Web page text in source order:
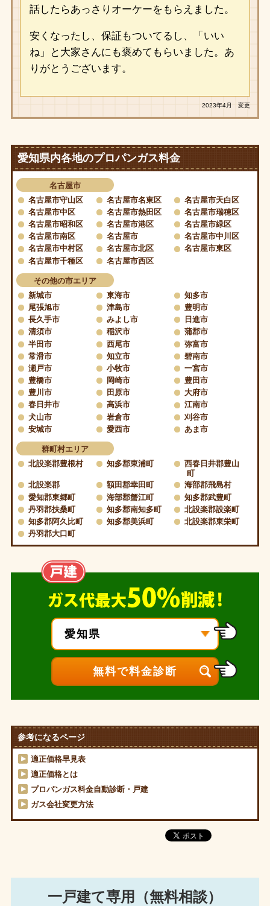
話したらあっさりオーケーをもらえました。
安くなったし、保証もついてるし、「いい
ね」と大家さんにも褒めてもらいました。あ
りがとうございます。
2023年4月 変更
愛知県内各地のプロパンガス料金
名古屋市
名古屋市守山区
名古屋市名東区
名古屋市天白区
名古屋市中区
名古屋市熱田区
名古屋市瑞穂区
名古屋市昭和区
名古屋市港区
名古屋市緑区
名古屋市南区
名古屋市
名古屋市中川区
名古屋市中村区
名古屋市北区
名古屋市東区
名古屋市千種区
名古屋市西区
その他の市エリア
新城市
東海市
知多市
尾張旭市
津島市
豊明市
長久手市
みよし市
日進市
清須市
稲沢市
蒲郡市
半田市
西尾市
弥富市
常滑市
知立市
碧南市
瀬戸市
小牧市
一宮市
豊橋市
岡崎市
豊田市
豊川市
田原市
大府市
春日井市
高浜市
江南市
犬山市
岩倉市
刈谷市
安城市
愛西市 あま市
群町村エリア
北設楽郡豊根村
知多郡東浦町
西春日井郡豊山
町
北設楽郡
額田郡幸田町
海部郡飛島村
愛知郡東郷町
海部郡蟹江町
知多郡武豊町
丹羽郡扶桑町
知多郡南知多町
北設楽郡設楽町
知多郡阿久比町
知多郡美浜町
北設楽郡東栄町
丹羽郡大口町
参考になるページ
適正価格早見表
適正価格とは
プロパンガス料金自動診断・戸建
ガス会社変更方法
一戸建て専用（無料相談）